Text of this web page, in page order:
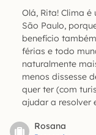
Olá, Rita! Clima
São Paulo,
benefício
férias e todo
naturalmente
menos dissesse
quer ter (com
ajudar a resolver
Rosana